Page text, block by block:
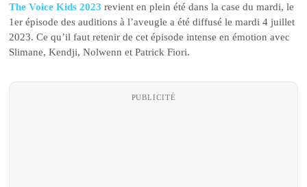
The Voice Kids 2023 revient en plein été dans la case du mardi, le
1er épisode des auditions à l’aveugle a été diffusé le mardi 4 juillet
2023. Ce qu’il faut retenir de cet épisode intense en émotion avec
Slimane, Kendji, Nolwenn et Patrick Fiori.
PUBLICITÉ